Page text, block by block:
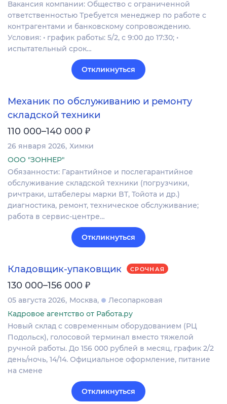
Вакансия компании: Общество с ограниченной
ответственностью Требуется менеджер по работе с
контрагентами и банковскому сопровождению.
Условия: • график работы: 5/2, с 9:00 до 17:30; •
испытательный срок…
Откликнуться
Механик по обслуживанию и ремонту
складской техники
110 000–140 000 ₽
26 января 2026 Химки
ООО "ЗОННЕР"
Обязанности: Гарантийное и послегарантийное
обслуживание складской техники (погрузчики,
ричтраки, штабелеры марки BT, Тойота и др.)
диагностика, ремонт, техническое обслуживание;
работа в сервис-центре…
Откликнуться
Кладовщик-упаковщик СРОЧНАЯ
130 000–156 000 ₽
05 августа 2026 Москва
Лесопарковая
Кадровое агентство от Работа.ру
Новый склад с современным оборудованием (РЦ
Подольск), голосовой терминал вместо тяжелой
ручной работы. До 156 000 рублей в месяц, график 2/2
день/ночь, 14/14. Официальное оформление, питание
на смене
Откликнуться